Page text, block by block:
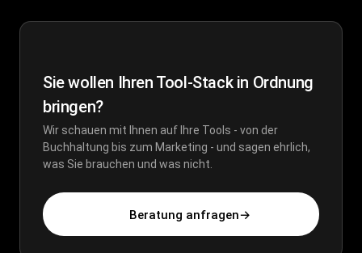
Sie wollen Ihren Tool-Stack in Ordnung
bringen?
Wir schauen mit Ihnen auf Ihre Tools - von der
Buchhaltung bis zum Marketing - und sagen ehrlich,
was Sie brauchen und was nicht.
Beratung anfragen→